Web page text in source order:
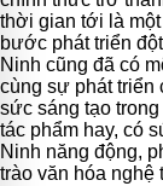
thời gian tới là
bước phát triển
Ninh cũng đã có
cùng sự phát triển
sức sáng tạo
tác phẩm hay, có
Ninh năng động,
trào văn hóa nghệ